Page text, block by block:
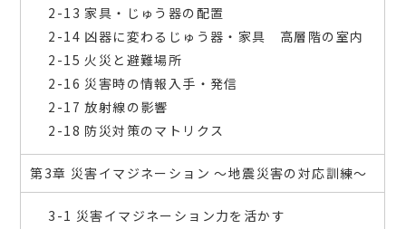
2-13 家具・じゅう器の配置
2-14 凶器に変わるじゅう器・家具 高層階の室内
2-15 火災と避難場所
2-16 災害時の情報入手・発信
2-17 放射線の影響
2-18 防災対策のマトリクス
第3章 災害イマジネーション ～地震災害の対応訓練～
3-1 災害イマジネーション力を活かす